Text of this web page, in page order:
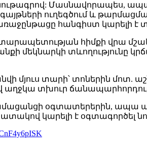
Մասնավորապես,
ուղեգծում և
հանգիստ կարելի է
ճարտարապետության հիմքի
մեկնարկի տևողությունը
մյուս տարի՝ տոներին մոտ.
աղջկա տխուր
օգտատերերին, ապա
կարելի է օգտագործել